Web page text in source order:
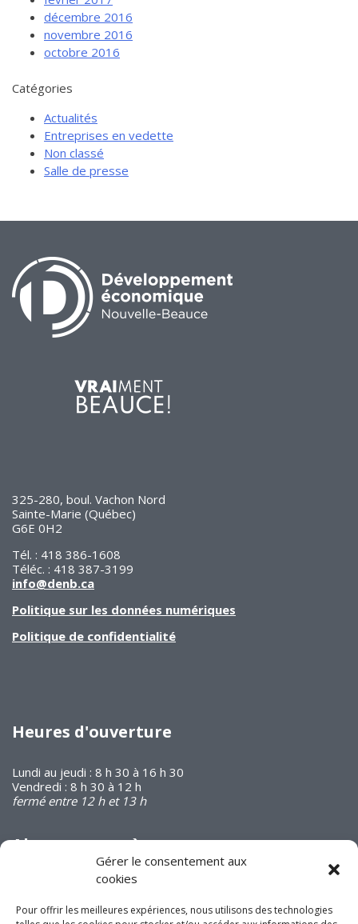
Gérer le consentement aux
cookies
Pour offrir les meilleures expériences, nous utilisons des technologies
décembre 2016
novembre 2016
octobre 2016
Catégories
Actualités
Entreprises en vedette
Non classé
Salle de presse
325-280, boul. Vachon Nord
Sainte-Marie (Québec)
G6E 0H2
Tél. : 418 386-1608
Téléc. : 418 387-3199
info@denb.ca
Politique sur les données numériques
Politique de confidentialité
Heures d'ouverture
Lundi au jeudi : 8 h 30 à 16 h 30
Vendredi : 8 h 30 à 12 h
fermé entre 12 h et 13 h
Abonnez-vous à
notre infolettre